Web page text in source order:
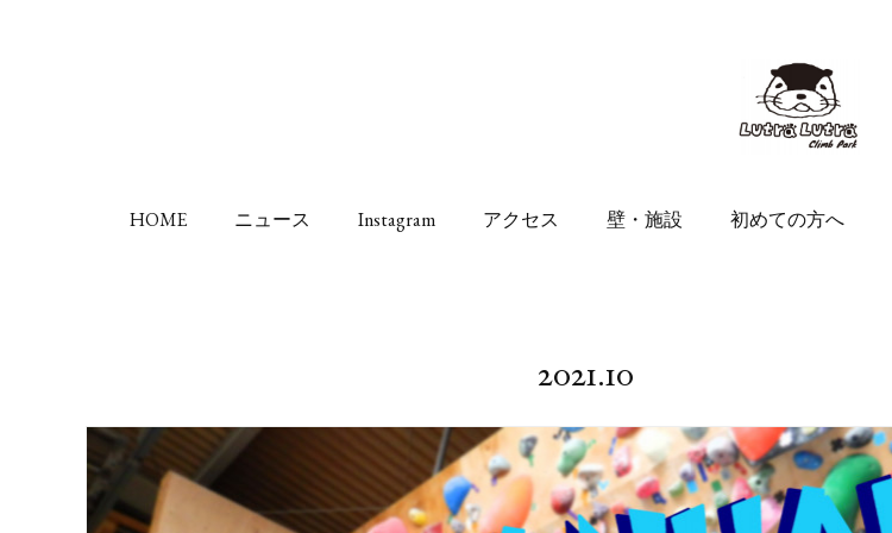
HOME ニュース Instagram アクセス 壁・施設 初めての方へ
2021.10